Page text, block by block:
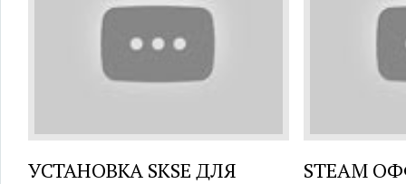
УСТАНОВКА SKSE ДЛЯ
STEAM